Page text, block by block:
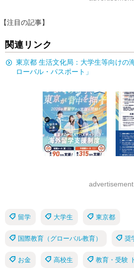
【注目の記事】
関連リンク
東京都 生活文化局：大学生等向けの
ローバル・パスポート」
advertisement
留学 大学生 東京都
国際教育（グローバル教育） 奨
お金 高校生 教育・受験